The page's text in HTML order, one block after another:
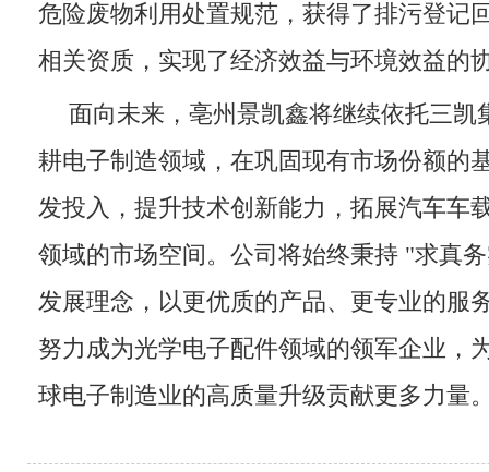
危险废物利用处置规范，获得了排污登记
相关资质，实现了经济效益与环境效益的
面向未来，亳州景凯鑫将继续依托三凯
耕电子制造领域，在巩固现有市场份额的
发投入，提升技术创新能力，拓展汽车车
领域的市场空间。公司将始终秉持 "求真
发展理念，以更优质的产品、更专业的服
努力成为光学电子配件领域的领军企业，
球电子制造业的高质量升级贡献更多力量